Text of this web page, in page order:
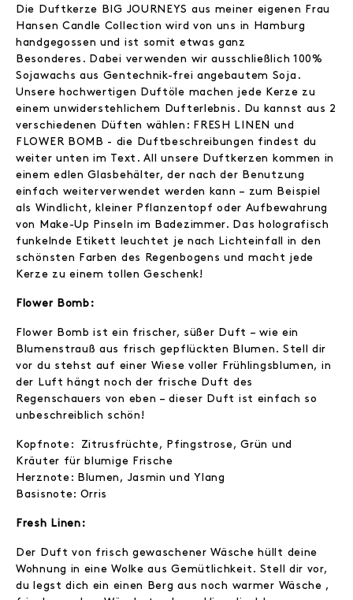
Die Duftkerze BIG JOURNEYS aus meiner eigenen Frau
Hansen Candle Collection wird von uns in Hamburg
handgegossen und ist somit etwas ganz
Besonderes. Dabei verwenden wir ausschließlich 100%
Sojawachs aus Gentechnik-frei angebautem Soja.
Unsere hochwertigen Duftöle machen jede Kerze zu
einem unwiderstehlichem Dufterlebnis. Du kannst aus 2
verschiedenen Düften wählen: FRESH LINEN und
FLOWER BOMB - die Duftbeschreibungen findest du
weiter unten im Text. All unsere Duftkerzen kommen in
einem edlen Glasbehälter, der nach der Benutzung
einfach weiterverwendet werden kann – zum Beispiel
als Windlicht, kleiner Pflanzentopf oder Aufbewahrung
von Make-Up Pinseln im Badezimmer. Das holografisch
funkelnde Etikett leuchtet je nach Lichteinfall in den
schönsten Farben des Regenbogens und macht jede
Kerze zu einem tollen Geschenk!
Flower Bomb:
Flower Bomb ist ein frischer, süßer Duft – wie ein
Blumenstrauß aus frisch gepflückten Blumen. Stell dir
vor du stehst auf einer Wiese voller Frühlingsblumen, in
der Luft hängt noch der frische Duft des
Regenschauers von eben – dieser Duft ist einfach so
unbeschreiblich schön!
Kopfnote: Zitrusfrüchte, Pfingstrose, Grün und
Kräuter für blumige Frische
Herznote: Blumen, Jasmin und Ylang
Basisnote: Orris
Fresh Linen:
Der Duft von frisch gewaschener Wäsche hüllt deine
Wohnung in eine Wolke aus Gemütlichkeit. Stell dir vor,
du legst dich ein einen Berg aus noch warmer Wäsche ,